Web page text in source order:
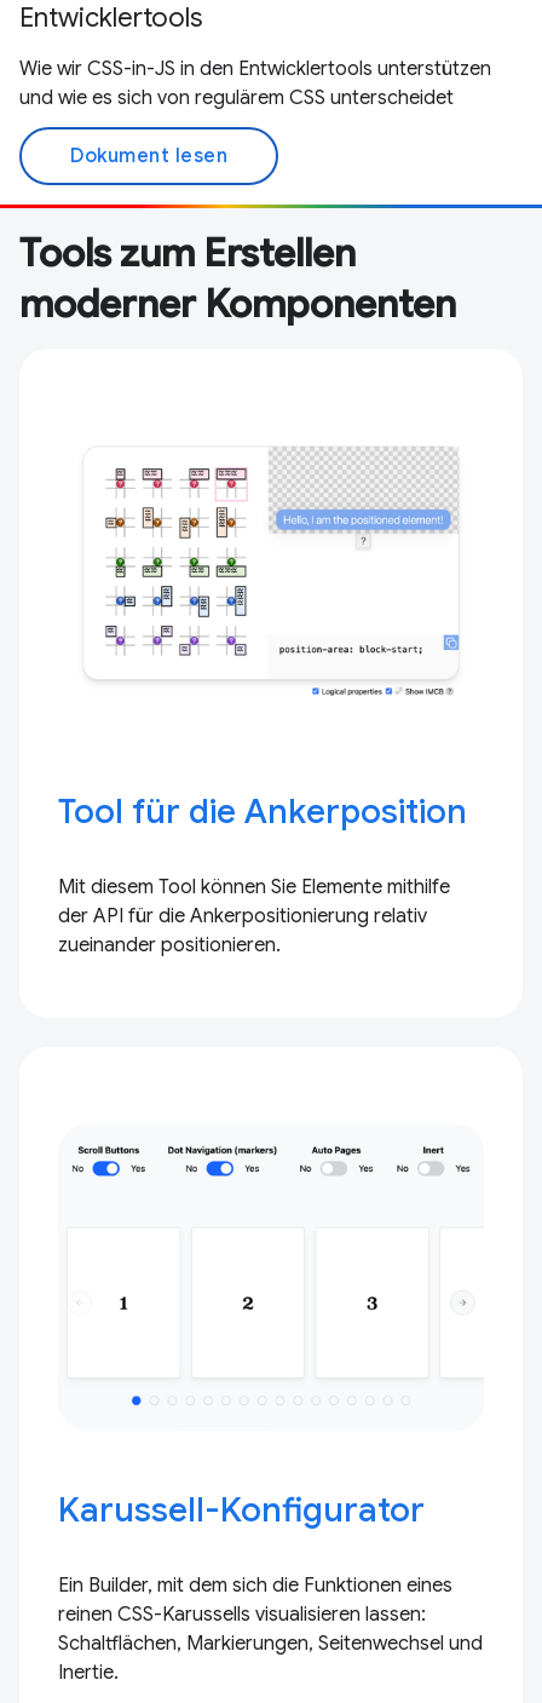
Entwicklertools
Wie wir CSS-in-JS in den Entwicklertools unterstützen
und wie es sich von regulärem CSS unterscheidet
Dokument lesen
Tools zum Erstellen
moderner Komponenten
Tool für die Ankerposition
Mit diesem Tool können Sie Elemente mithilfe
der API für die Ankerpositionierung relativ
zueinander positionieren.
Karussell-Konfigurator
Ein Builder, mit dem sich die Funktionen eines
reinen CSS-Karussells visualisieren lassen:
Schaltflächen, Markierungen, Seitenwechsel und
Inertie.